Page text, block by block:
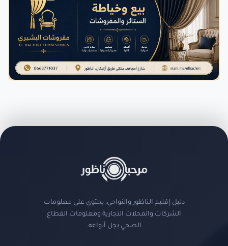
دليل إقليم الناظور والنواحي، يحتوي على معلومات
الشركات والمحلات التجارية ومعلومات القطاع
الصحي بجل أنواعه.